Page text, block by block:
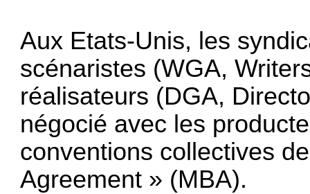
Aux Etats-Unis, les
scénaristes (WGA,
réalisateurs (DGA,
négocié avec les
conventions collectives
Agreement » (MBA).